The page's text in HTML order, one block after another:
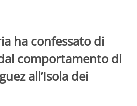
ha confessato di
comportamento di
all’Isola dei